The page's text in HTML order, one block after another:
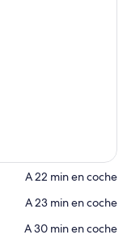
‪A 22 min en coche‬
‪A 23 min en coche‬
‪A 30 min en coche‬